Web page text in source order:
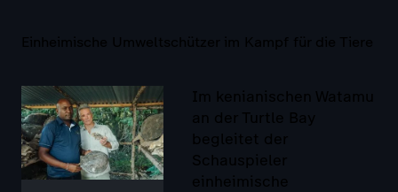
Einheimische Umweltschützer im Kampf für die Tiere
Im kenianischen Watamu
an der Turtle Bay
begleitet der
Schauspieler
einheimische